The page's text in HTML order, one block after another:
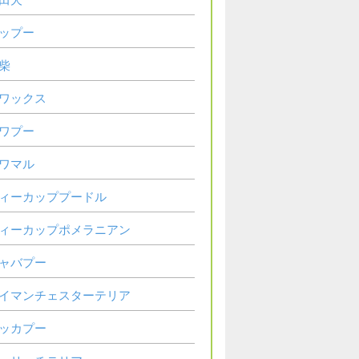
プー
ックス
プー
マル
ーカッププードル
ーカップポメラニアン
バプー
イマンチェスターテリア
カプー